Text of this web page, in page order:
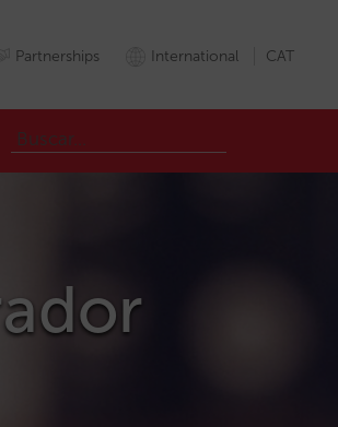
Partnerships International CAT